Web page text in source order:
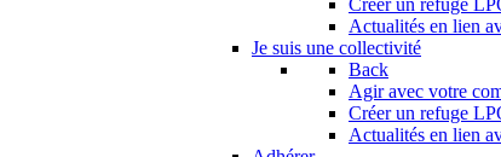
Créer un refuge
Actualités en lien
Je suis une collectivité
Back
Agir avec votre
Créer un refuge
Actualités en lien